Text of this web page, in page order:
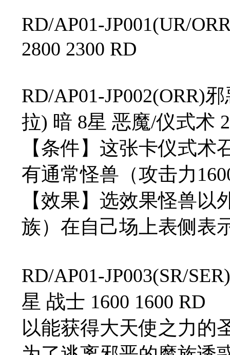
RD/AP01-JP001(UR/
2800 2300 RD
RD/AP01-JP002(ORR)
拉) 暗 8星 恶魔/仪式术
【条件】这张卡仪式
有通常怪兽（攻击力
【效果】选效果怪兽
族）在自己场上表侧表
RD/AP01-JP003(SR/
星 战士 1600 1600 RD
以能获得大天使之力的